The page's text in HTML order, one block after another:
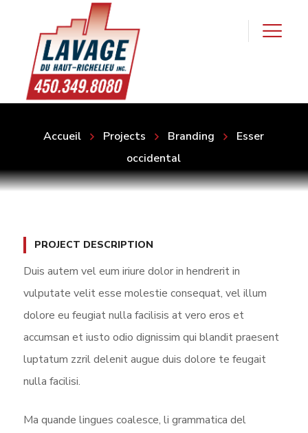
Accueil Projects Branding
Esser
occidental
PROJECT DESCRIPTION
Duis autem vel eum iriure dolor in hendrerit in
vulputate velit esse molestie consequat, vel illum
dolore eu feugiat nulla facilisis at vero eros et
accumsan et iusto odio dignissim qui blandit praesent
luptatum zzril delenit augue duis dolore te feugait
nulla facilisi.
Ma quande lingues coalesce, li grammatica del